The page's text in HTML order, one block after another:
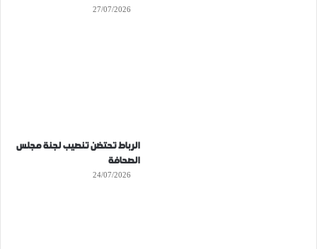
27/07/2026
الرباط تحتضن تنصيب لجنة مجلس
الصحافة
24/07/2026